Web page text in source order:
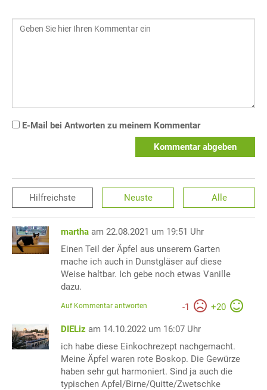
E-Mail bei Antworten zu meinem Kommentar
Kommentar abgeben
Hilfreichste Neuste Alle
martha am 22.08.2021 um 19:51 Uhr
Einen Teil der Äpfel aus unserem Garten
mache ich auch in Dunstgläser auf diese
Weise haltbar. Ich gebe noch etwas Vanille
dazu.
-1 +20
Auf Kommentar antworten
DIELiz am 14.10.2022 um 16:07 Uhr
ich habe diese Einkochrezept nachgemacht.
Meine Äpfel waren rote Boskop. Die Gewürze
haben sehr gut harmoniert. Sind ja auch die
typischen Apfel/Birne/Quitte/Zwetschke